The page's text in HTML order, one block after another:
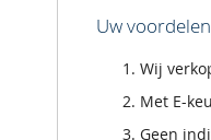
Uw voordelen
Wij
Met E-
Geen